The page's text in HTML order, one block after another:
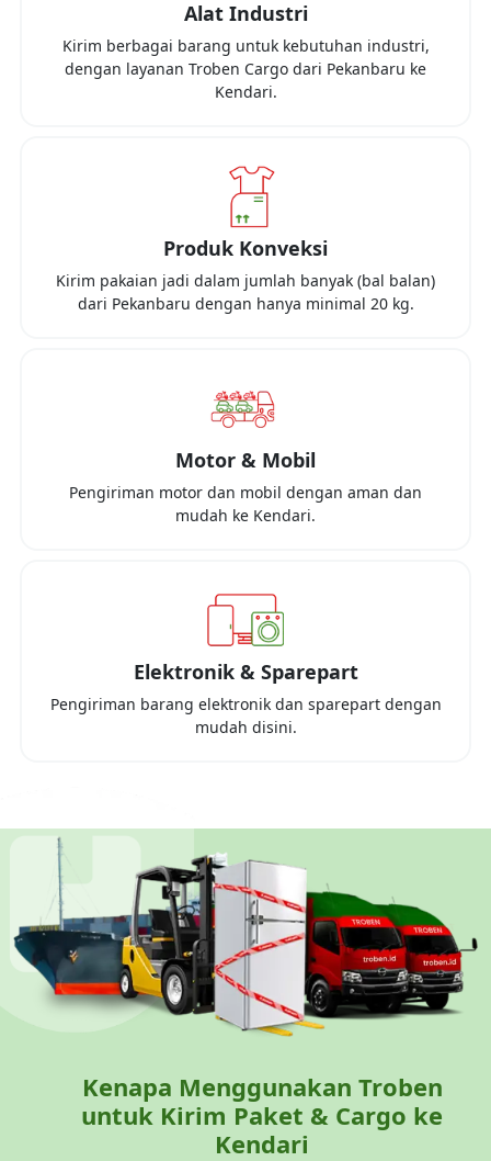
Alat Industri
Kirim berbagai barang untuk kebutuhan industri,
dengan layanan Troben Cargo dari Pekanbaru ke
Kendari.
Produk Konveksi
Kirim pakaian jadi dalam jumlah banyak (bal balan)
dari Pekanbaru dengan hanya minimal 20 kg.
Motor & Mobil
Pengiriman motor dan mobil dengan aman dan
mudah ke Kendari.
Elektronik & Sparepart
Pengiriman barang elektronik dan sparepart dengan
mudah disini.
Kenapa Menggunakan Troben
untuk Kirim Paket & Cargo ke
Kendari